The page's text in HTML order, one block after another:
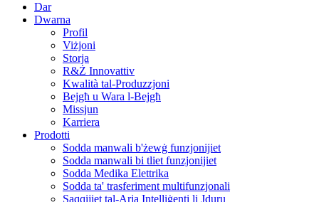
Dar
Dwarna
Profil
Viżjoni
Storja
R&Ż Innovattiv
Kwalità tal-Produzzjoni
Bejgħ u Wara l-Bejgħ
Missjun
Karriera
Prodotti
Sodda manwali b'żewġ funzjonijiet
Sodda manwali bi tliet funzjonijiet
Sodda Medika Elettrika
Sodda ta' trasferiment multifunzjonali
Saqqijiet tal-Arja Intelliġenti li Jduru